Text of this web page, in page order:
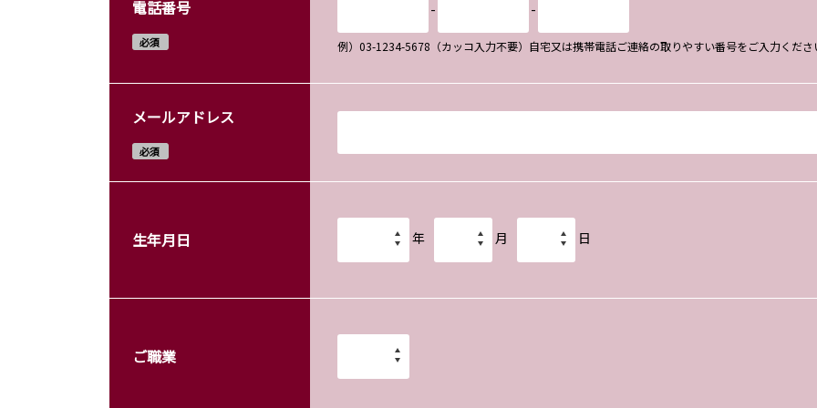
電話番号
必須
- -
例）03-1234-5678（カッコ入力不要）自宅又は携帯電話ご連絡の取りやすい番号をご入力くださ
メールアドレス
必須
生年月日 年 月 日
ご職業